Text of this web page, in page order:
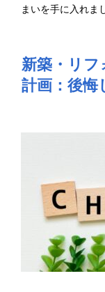
まいを手に入れま
新築・リフ
計画：後悔